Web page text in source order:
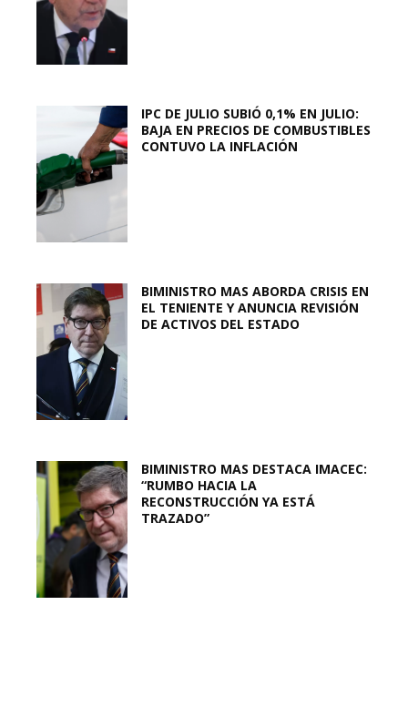
IPC DE JULIO SUBIÓ 0,1% EN JULIO:
BAJA EN PRECIOS DE COMBUSTIBLES
CONTUVO LA INFLACIÓN
BIMINISTRO MAS ABORDA CRISIS EN
EL TENIENTE Y ANUNCIA REVISIÓN
DE ACTIVOS DEL ESTADO
BIMINISTRO MAS DESTACA IMACEC:
“RUMBO HACIA LA
RECONSTRUCCIÓN YA ESTÁ
TRAZADO”